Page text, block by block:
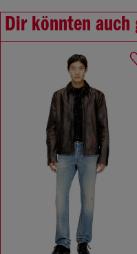
Dir könnten auch